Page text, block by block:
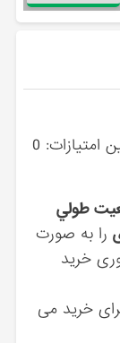
امتیازات: 0
طولي
را به صورت
خرید
خرید می